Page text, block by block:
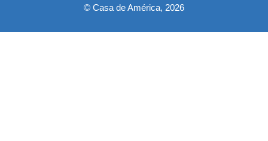
© Casa de América, 2026